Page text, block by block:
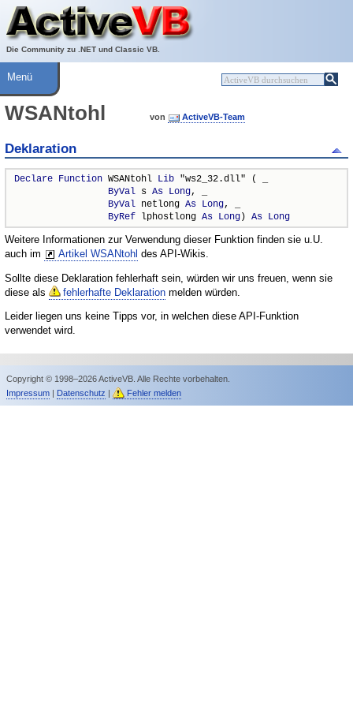
Die Community zu .NET und Classic VB.
Über ActiveVB
Hilfe
Menü
WSANtohl von ActiveVB-Team
Deklaration
Declare Function WSANtohl Lib "ws2_32.dll" ( _
ByVal s As Long, _
ByVal netlong As Long, _
ByRef lphostlong As Long) As Long
Weitere Informationen zur Verwendung dieser Funktion finden sie u.U.
auch im
Artikel WSANtohl des API-Wikis.
Sollte diese Deklaration fehlerhaft sein, würden wir uns freuen, wenn sie
diese als
fehlerhafte Deklaration melden würden.
Leider liegen uns keine Tipps vor, in welchen diese API-Funktion
verwendet wird.
Copyright © 1998–2026 ActiveVB. Alle Rechte vorbehalten.
Impressum| Datenschutz | Fehler melden